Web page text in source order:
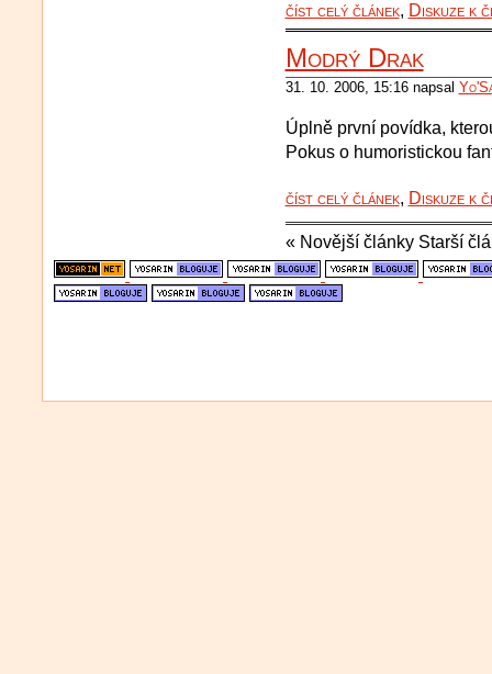
číst celý článek, Diskuze k
Modrý Drak
31. 10. 2006, 15:16 napsal
Úplně první povídka,
Pokus o humoristickou
číst celý článek, Diskuze k
« Novější články Starší